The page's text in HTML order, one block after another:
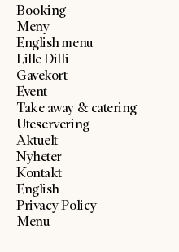
Booking
Meny
English menu
Lille Dilli
Gavekort
Event
Take away & catering
Uteservering
Aktuelt
Nyheter
Kontakt
English
Privacy Policy
Menu